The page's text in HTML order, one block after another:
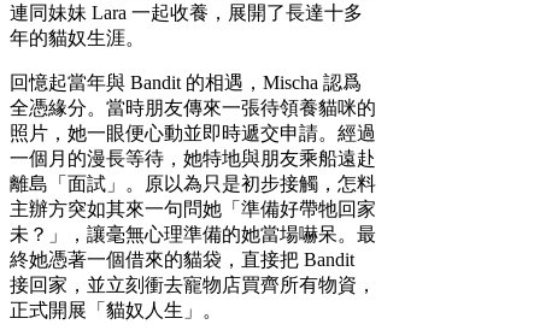
連同妹妹 Lara 一起收養，展開了長達十多
年的貓奴生涯。
回憶起當年與 Bandit 的相遇，Mischa 認爲
全憑緣分。當時朋友傳來一張待領養貓咪的
照片，她一眼便心動並即時遞交申請。經過
一個月的漫長等待，她特地與朋友乘船遠赴
離島「面試」。原以為只是初步接觸，怎料
主辦方突如其來一句問她「準備好帶牠回家
未？」，讓毫無心理準備的她當場嚇呆。最
終她憑著一個借來的貓袋，直接把 Bandit
接回家，並立刻衝去寵物店買齊所有物資，
正式開展「貓奴人生」。